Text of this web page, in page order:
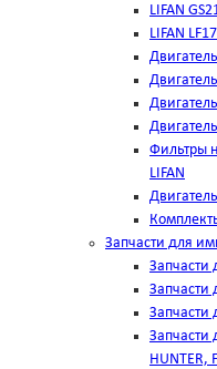
LIFAN
LIFAN
Фильтры
LIFAN
Запчасти для
Запчасти
Запчасти
Запчасти
Запчасти
HUNTER,